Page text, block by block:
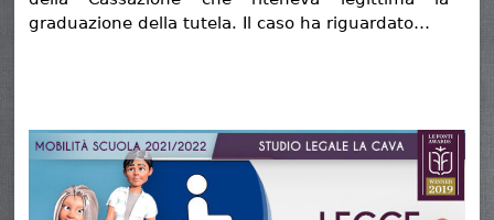
graduazione della tutela. Il caso ha riguardato…